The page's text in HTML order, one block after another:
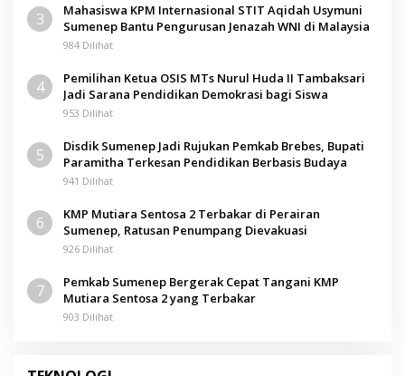
3
Mahasiswa KPM Internasional STIT Aqidah Usymuni
Sumenep Bantu Pengurusan Jenazah WNI di Malaysia
984 Dilihat
4
Pemilihan Ketua OSIS MTs Nurul Huda II Tambaksari
Jadi Sarana Pendidikan Demokrasi bagi Siswa
953 Dilihat
5
Disdik Sumenep Jadi Rujukan Pemkab Brebes, Bupati
Paramitha Terkesan Pendidikan Berbasis Budaya
941 Dilihat
6
KMP Mutiara Sentosa 2 Terbakar di Perairan
Sumenep, Ratusan Penumpang Dievakuasi
926 Dilihat
7
Pemkab Sumenep Bergerak Cepat Tangani KMP
Mutiara Sentosa 2 yang Terbakar
903 Dilihat